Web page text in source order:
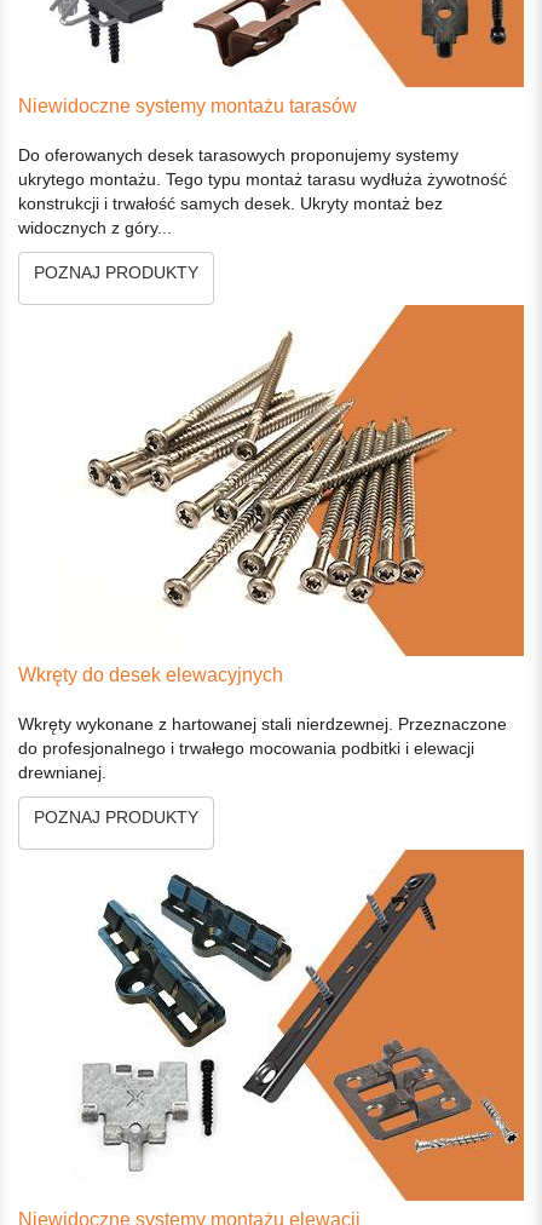
Niewidoczne systemy montażu tarasów
Do oferowanych desek tarasowych proponujemy systemy
ukrytego montażu. Tego typu montaż tarasu wydłuża żywotność
konstrukcji i trwałość samych desek. Ukryty montaż bez
widocznych z góry...
POZNAJ PRODUKTY
Wkręty do desek elewacyjnych
Wkręty wykonane z hartowanej stali nierdzewnej. Przeznaczone
do profesjonalnego i trwałego mocowania podbitki i elewacji
drewnianej.
POZNAJ PRODUKTY
Niewidoczne systemy montażu elewacji